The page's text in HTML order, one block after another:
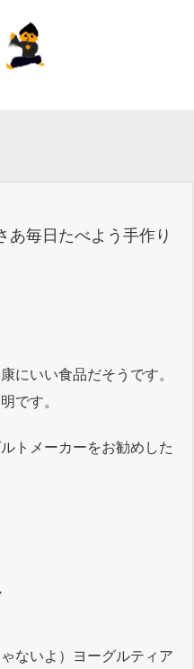
毎日たべよう手作り
にいい食品だそうです。
です。
トメーカーをお勧めした
ないよ）ヨーグルティア